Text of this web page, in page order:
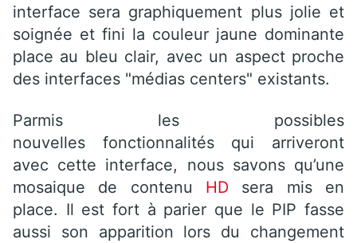
interface sera graphiquement plus jolie et
soignée et fini la couleur jaune dominante
place au bleu clair, avec un aspect proche
des interfaces "médias centers" existants.
Parmis les possibles
nouvelles fonctionnalités qui arriveront
avec cette interface, nous savons qu’une
mosaique de contenu HD sera mis en
place. Il est fort à parier que le PIP fasse
aussi son apparition lors du changement